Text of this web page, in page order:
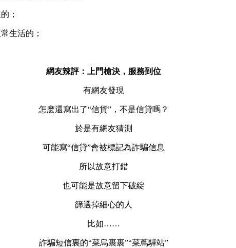
；
生活的；
網友辣評：上門槍決，服務到位
有網友發現
怎麽還寫出了“信貨”，不是信貸嗎？
於是有網友猜測
可能寫“信貸”會被標記為詐騙信息
所以故意打錯
也可能是故意留下破綻
篩選掉細心的人
比如……
詐騙短信裏的“菜烏裹裹”“菜蔦驛站”